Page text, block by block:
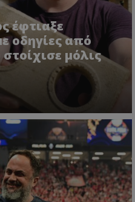
έφτιαξε
οδηγίες από
μόλις